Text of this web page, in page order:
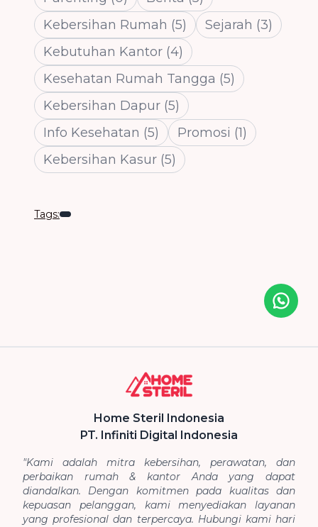
Kebersihan Rumah (5) Sejarah (3)
Kebutuhan Kantor (4)
Kesehatan Rumah Tangga (5)
Kebersihan Dapur (5)
Info Kesehatan (5) Promosi (1)
Kebersihan Kasur (5)
Tags:
Icon
Home Steril Indonesia
PT. Infiniti Digital Indonesia
"Kami adalah mitra kebersihan, perawatan, dan
perbaikan rumah & kantor Anda yang dapat
diandalkan. Dengan komitmen pada kualitas dan
kepuasan pelanggan, kami menyediakan layanan
yang profesional dan terpercaya. Hubungi kami hari